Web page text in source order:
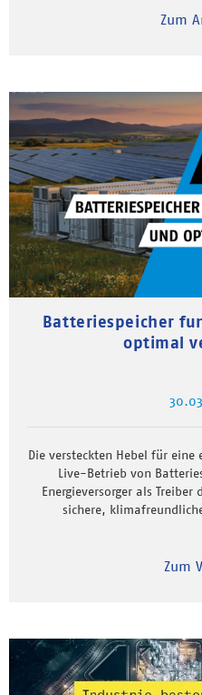
Zum
Batteriespeicher
optimal
Die versteckten Hebel für
Live-Betrieb von
Energieversorger als
sichere,
Zum